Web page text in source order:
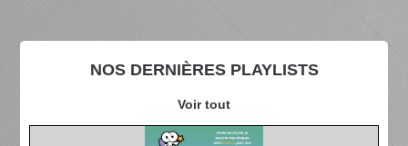
NOS DERNIÈRES PLAYLISTS
Voir tout